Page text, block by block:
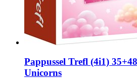
Pappussel Trefl (4i1)
Unicorns